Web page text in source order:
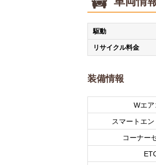
駆動
リサイクル料金
装備情報
Wエア
スマートエ
コーナー